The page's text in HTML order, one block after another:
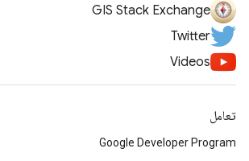
GIS Stack Exchange
Twitter
Videos
تعامل
Google Developer Program